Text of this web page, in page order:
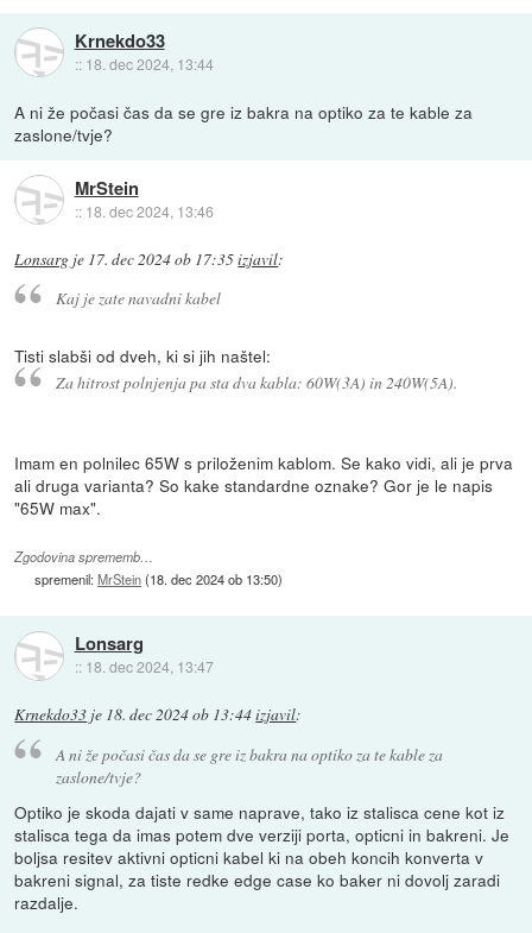
Krnekdo33
:: 18. dec 2024, 13:44
A ni že počasi čas da se gre iz bakra na optiko za te kable za
zaslone/tvje?
MrStein
:: 18. dec 2024, 13:46
Lonsarg je 17. dec 2024 ob 17:35izjavil:
Kaj je zate navadni kabel
Tisti slabši od dveh, ki si jih naštel:
Za hitrost polnjenja pa sta dva kabla: 60W(3A) in 240W(5A).
Imam en polnilec 65W s priloženim kablom. Se kako vidi, ali je prva
ali druga varianta? So kake standardne oznake? Gor je le napis
"65W max".
Zgodovina sprememb…
spremenil:MrStein(18. dec 2024 ob 13:50)
Lonsarg
:: 18. dec 2024, 13:47
Krnekdo33 je 18. dec 2024 ob 13:44izjavil:
A ni že počasi čas da se gre iz bakra na optiko za te kable za
zaslone/tvje?
Optiko je skoda dajati v same naprave, tako iz stalisca cene kot iz
stalisca tega da imas potem dve verziji porta, opticni in bakreni. Je
boljsa resitev aktivni opticni kabel ki na obeh koncih konverta v
bakreni signal, za tiste redke edge case ko baker ni dovolj zaradi
razdalje.